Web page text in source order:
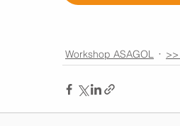
Workshop ASAGOL